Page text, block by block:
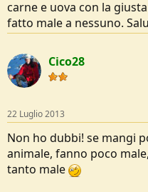
carne e uova con la
fatto male a nessuno.
Cico28
22 Luglio 2013
Non ho dubbi! se mangi
animale, fanno poco
tanto male